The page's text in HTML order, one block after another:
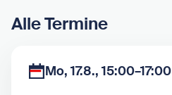
Alle Termine
Mo, 17.8., 15:00–17:00